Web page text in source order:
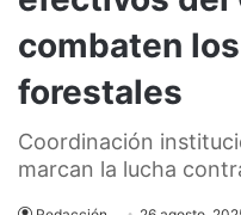
combaten
forestales
Coordinación
marcan la lucha